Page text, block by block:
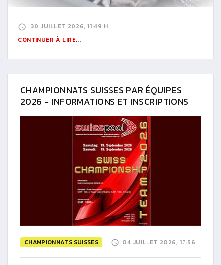
30 JUILLET 2026, 11:49 H
CONTINUER À LIRE...
CHAMPIONNATS SUISSES PAR ÉQUIPES
2026 - INFORMATIONS ET INSCRIPTIONS
CHAMPIONNATS SUISSES 04 JUILLET 2026, 17:56